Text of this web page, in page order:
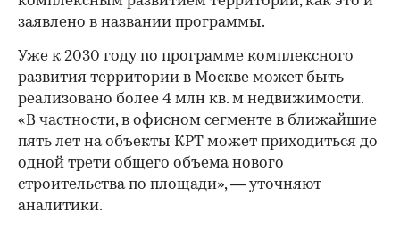
заявлено в названии программы.
Уже к 2030 году по программе комплексного
развития территории в Москве может быть
реализовано более 4 млн кв. м недвижимости.
«В частности, в офисном сегменте в ближайшие
пять лет на объекты КРТ может приходиться до
одной трети общего объема нового
строительства по площади», — уточняют
аналитики.